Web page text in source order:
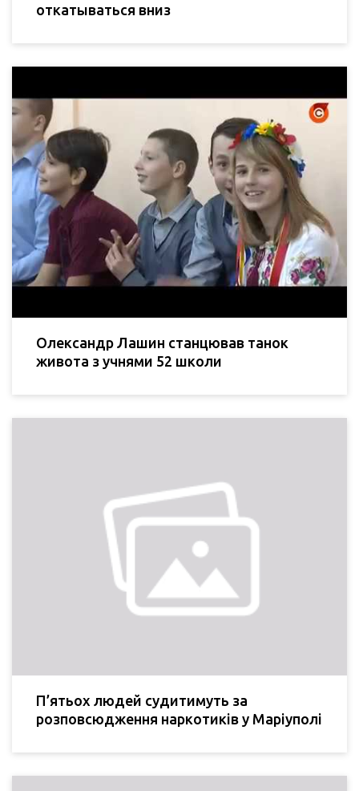
откатываться вниз
Олександр Лашин станцював танок
живота з учнями 52 школи
П’ятьох людей судитимуть за
розповсюдження наркотиків у Маріуполі